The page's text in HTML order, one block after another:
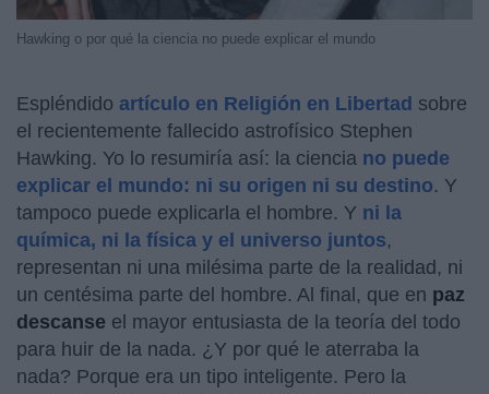
Hawking o por qué la ciencia no puede explicar el mundo
Espléndido artículo en Religión en Libertad sobre
el recientemente fallecido astrofísico Stephen
Hawking. Yo lo resumiría así: la ciencia no puede
explicar el mundo: ni su origen ni su destino. Y
tampoco puede explicarla el hombre. Y ni la
química, ni la física y el universo juntos,
representan ni una milésima parte de la realidad, ni
un centésima parte del hombre. Al final, que en paz
descanse el mayor entusiasta de la teoría del todo
para huir de la nada. ¿Y por qué le aterraba la
nada? Porque era un tipo inteligente. Pero la